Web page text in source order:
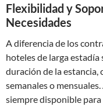
Flexibilidad y
Necesidades
A diferencia de los
hoteles de larga
duración de la estancia,
semanales o
siempre disponible